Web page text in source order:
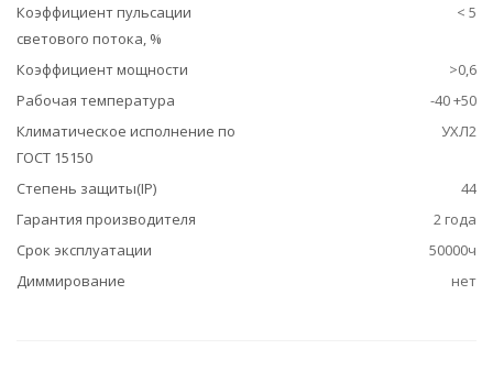
Коэффициент пульсации
светового потока, %
< 5
Коэффициент мощности
>0,6
Рабочая температура
-40 +50
Климатическое исполнение по
ГОСТ 15150
УХЛ2
Степень защиты(IP)
44
Гарантия производителя
2 года
Срок эксплуатации
50000ч
Диммирование
нет